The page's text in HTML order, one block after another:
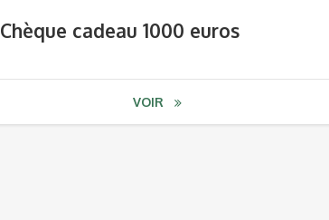
Chèque cadeau 1000 euros
VOIR